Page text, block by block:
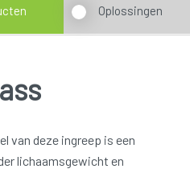
Oplossingen
van deze ingreep is een
lichaamsgewicht en